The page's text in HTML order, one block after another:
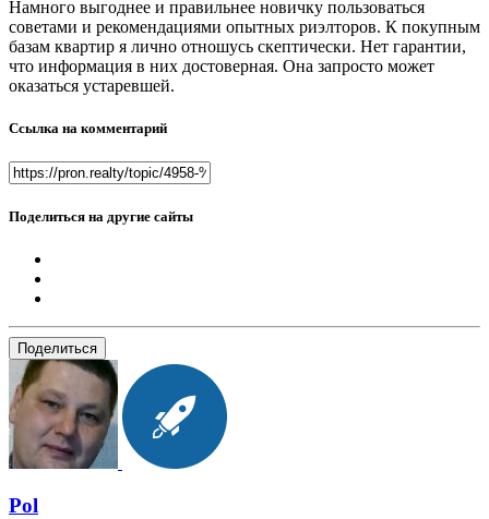
Намного выгоднее и правильнее новичку пользоваться
советами и рекомендациями опытных риэлторов. К покупным
базам квартир я лично отношусь скептически. Нет гарантии,
что информация в них достоверная. Она запросто может
оказаться устаревшей.
Ссылка на комментарий
Поделиться на другие сайты
Поделиться
Pol